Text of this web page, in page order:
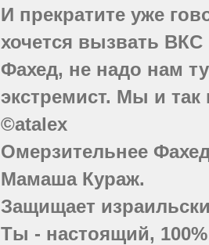
И прекратите уже
хочется вызвать
Фахед, не надо нам
экстремист. Мы и
©atalex
Омерзительнее
Мамаша Кураж.
Защищает
Ты - настоящий,